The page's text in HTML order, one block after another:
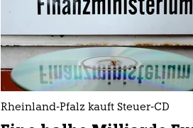
Rheinland-Pfalz kauft Steuer-CD